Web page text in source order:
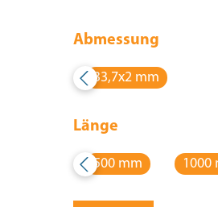
Abmessung
33,7x2 mm
Länge
500 mm 1000